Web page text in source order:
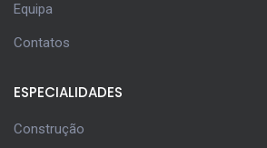
Equipa
Contatos
ESPECIALIDADES
Construção